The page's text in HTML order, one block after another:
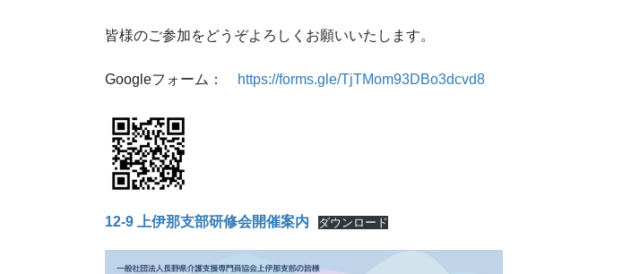
皆様のご参加をどうぞよろしくお願いいたします。
Googleフォーム： https://forms.gle/TjTMom93DBo3dcvd8
12-9 上伊那支部研修会開催案内 ダウンロード